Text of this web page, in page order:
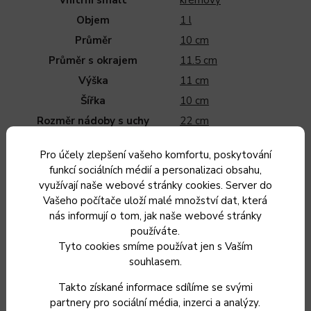
Pro účely zlepšení vašeho komfortu, poskytování
funkcí sociálních médií a personalizaci obsahu,
využívají naše webové stránky cookies. Server do
Vašeho počítače uloží malé množství dat, která
nás informují o tom, jak naše webové stránky
používáte.
Tyto cookies smíme používat jen s Vaším
souhlasem.
Takto získané informace sdílíme se svými
partnery pro sociální média, inzerci a analýzy.
Objem
1 l
Průměr
10 cm
Průměr s okrajem
11.5 cm
Výška
11 cm
Šířka
10 cm
Rozměr nádoby s uchy
22 cm
Plyn
ANO
Indukční
ANO
El. sporák
ANO
Sklokeramika
ANO
Vhodné do trouby
ANO
ANO
Mikrovlnka
NE
Země původu
Ukrajina